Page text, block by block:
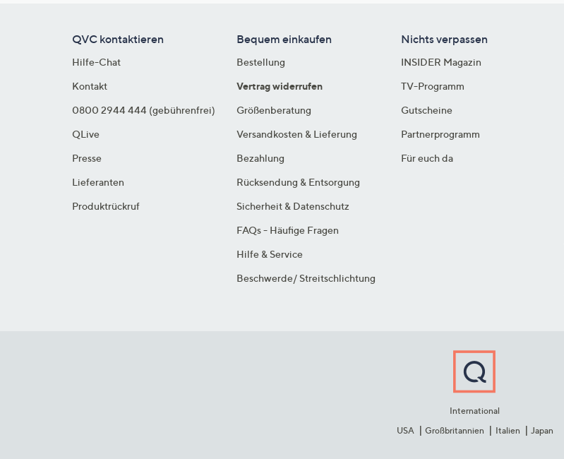
QVC kontaktieren
Hilfe-Chat
Kontakt
0800 2944 444 (gebührenfrei)
QLive
Presse
Lieferanten
Produktrückruf
Bequem einkaufen
Bestellung
Vertrag widerrufen
Größenberatung
Versandkosten & Lieferung
Bezahlung
Rücksendung & Entsorgung
Sicherheit & Datenschutz
FAQs - Häufige Fragen
Hilfe & Service
Beschwerde/ Streitschlichtung
Nichts verpassen
INSIDER Magazin
TV-Programm
Gutscheine
Partnerprogramm
Für euch da
International
USA
Großbritannien Italien Japan